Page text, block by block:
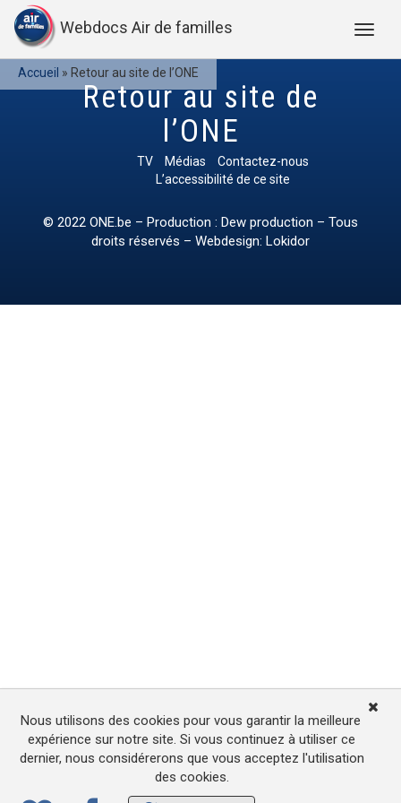
Webdocs Air de familles
Accueil » Retour au site de l’ONE
Retour au site de
l’ONE
TV Médias
Contactez-nous
L’accessibilité de ce site
© 2022 ONE.be – Production : Dew production – Tous
droits réservés – Webdesign: Lokidor
Nous utilisons des cookies pour vous garantir la meilleure
expérience sur notre site. Si vous continuez à utiliser ce
dernier, nous considérerons que vous acceptez l'utilisation
des cookies.